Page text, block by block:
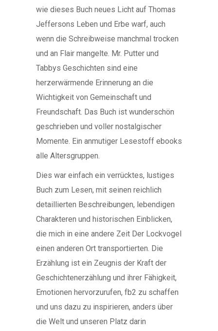
wie dieses Buch neues Licht auf Thomas
Jeffersons Leben und Erbe warf, auch
wenn die Schreibweise manchmal trocken
und an Flair mangelte. Mr. Putter und
Tabbys Geschichten sind eine
herzerwärmende Erinnerung an die
Wichtigkeit von Gemeinschaft und
Freundschaft. Das Buch ist wunderschön
geschrieben und voller nostalgischer
Momente. Ein anmutiger Lesestoff ebooks
alle Altersgruppen.
Dies war einfach ein verrücktes, lustiges
Buch zum Lesen, mit seinen reichlich
detaillierten Beschreibungen, lebendigen
Charakteren und historischen Einblicken,
die mich in eine andere Zeit Der Lockvogel
einen anderen Ort transportierten. Die
Erzählung ist ein Zeugnis der Kraft der
Geschichtenerzählung und ihrer Fähigkeit,
Emotionen hervorzurufen, fb2 zu schaffen
und uns dazu zu inspirieren, anders über
die Welt und unseren Platz darin